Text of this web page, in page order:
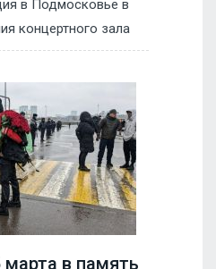
в Подмосковье в
концертного зала
марта в память